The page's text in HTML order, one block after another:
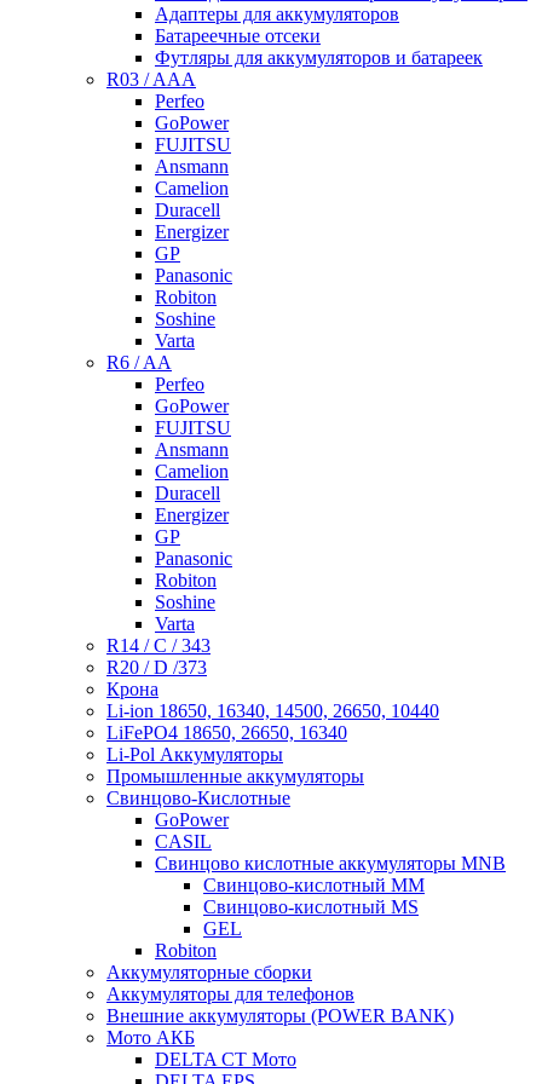
Адаптеры для аккумуляторов
Батареечные отсеки
Футляры для аккумуляторов и батареек
R03 / AAA
Perfeo
GoPower
FUJITSU
Ansmann
Camelion
Duracell
Energizer
GP
Panasonic
Robiton
Soshine
Varta
R6 / AA
Perfeo
GoPower
FUJITSU
Ansmann
Camelion
Duracell
Energizer
GP
Panasonic
Robiton
Soshine
Varta
R14 / C / 343
R20 / D /373
Крона
Li-ion 18650, 16340, 14500, 26650, 10440
LiFePO4 18650, 26650, 16340
Li-Pol Аккумуляторы
Промышленные аккумуляторы
Свинцово-Кислотные
GoPower
CASIL
Свинцово кислотные аккумуляторы MNB
Cвинцово-кислотный MM
Cвинцово-кислотный MS
GEL
Robiton
Аккумуляторные сборки
Аккумуляторы для телефонов
Внешние аккумуляторы (POWER BANK)
Мото АКБ
DELTA CT Мото